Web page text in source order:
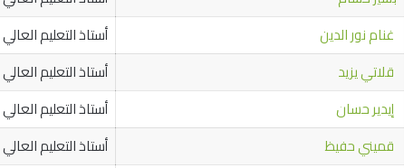
غنام نور الدين
أستاذ التعليم العالي
قلاتي يزيد
أستاذ التعليم العالي
إيدير حسان
أستاذ التعليم العالي
قميني حفيظ
أستاذ التعليم العالي